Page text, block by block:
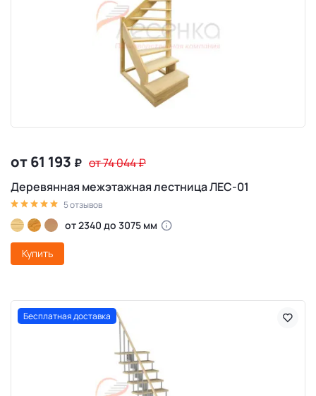
от 61 193 ₽ от 74 044₽
Деревянная межэтажная лестница ЛЕС-01
5 отзывов
от 2340 до 3075 мм
Купить
Бесплатная доставка